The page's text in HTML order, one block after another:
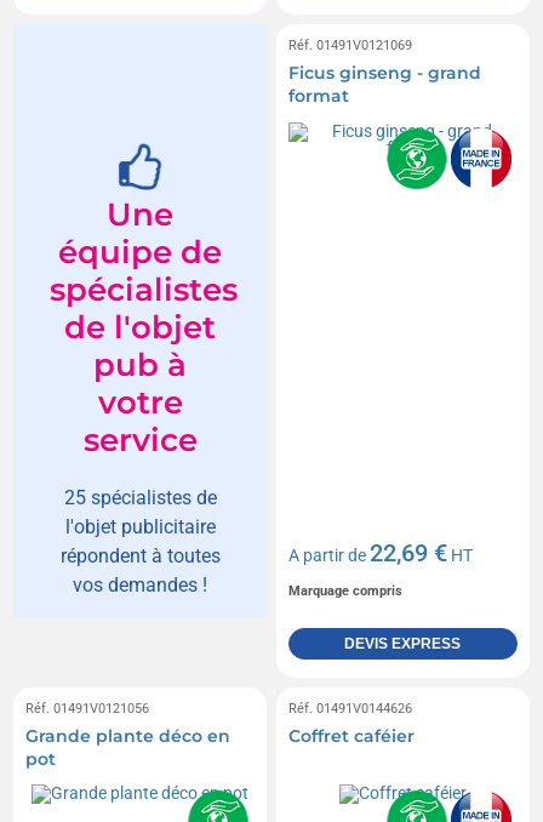
Une
équipe de
spécialistes
de l'objet
pub à
votre
service
25 spécialistes de
l'objet publicitaire
répondent à toutes
vos demandes !
Réf. 01491V0121069
Ficus ginseng - grand
format
A partir de22,69 € HT
Marquage compris
DEVIS EXPRESS
Réf. 01491V0121056
Grande plante déco en
pot
Réf. 01491V0144626
Coffret caféier